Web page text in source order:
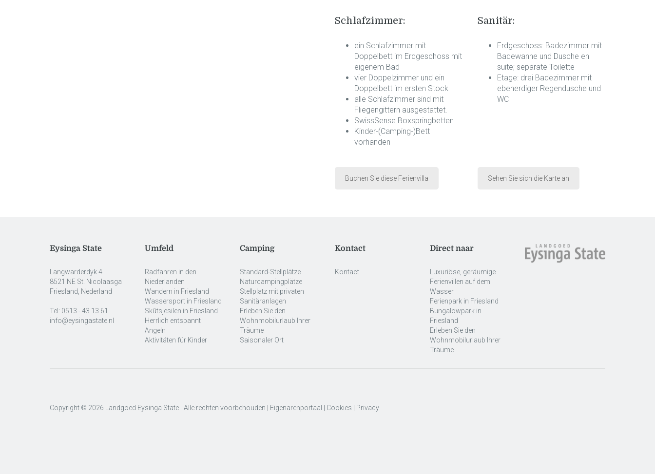
Schlafzimmer:
ein Schlafzimmer mit
Doppelbett im Erdgeschoss mit
eigenem Bad
vier Doppelzimmer und ein
Doppelbett im ersten Stock
alle Schlafzimmer sind mit
Fliegengittern ausgestattet.
SwissSense Boxspringbetten
Kinder-(Camping-)Bett
vorhanden
Sanitär:
Erdgeschoss: Badezimmer mit
Badewanne und Dusche en
suite; separate Toilette
Etage: drei Badezimmer mit
ebenerdiger Regendusche und
WC
Buchen Sie diese Ferienvilla Sehen Sie sich die Karte an
Eysinga State
Langwarderdyk 4
8521 NE St. Nicolaasga
Friesland, Nederland
Tel: 0513 - 43 13 61
info@eysingastate.nl
Umfeld
Radfahren in den
Niederlanden
Wandern in Friesland
Wassersport in Friesland
Skûtsjesilen in Friesland
Herrlich entspannt
Angeln
Aktivitäten für Kinder
Camping
Standard-Stellplätze
Naturcampingplätze
Stellplatz mit privaten
Sanitäranlagen
Erleben Sie den
Wohnmobilurlaub Ihrer
Träume
Saisonaler Ort
Kontact
Kontact
Direct naar
Luxuriöse, geräumige
Ferienvillen auf dem
Wasser
Ferienpark in Friesland
Bungalowpark in
Friesland
Erleben Sie den
Wohnmobilurlaub Ihrer
Träume
Copyright © 2026 Landgoed Eysinga State - Alle rechten voorbehouden | Eigenarenportaal Cookies Privacy